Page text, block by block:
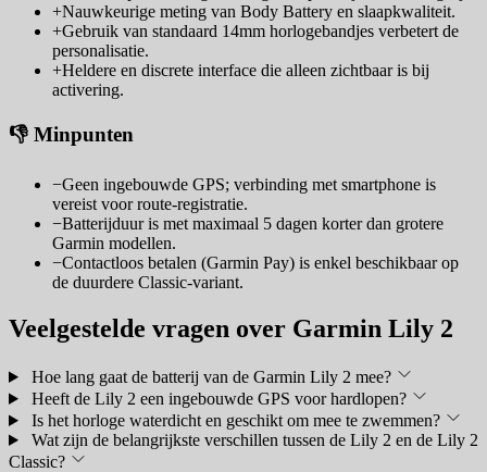
+Nauwkeurige meting van Body Battery en slaapkwaliteit.
+Gebruik van standaard 14mm horlogebandjes verbetert de
personalisatie.
+Heldere en discrete interface die alleen zichtbaar is bij
activering.
👎 Minpunten
−Geen ingebouwde GPS; verbinding met smartphone is
vereist voor route-registratie.
−Batterijduur is met maximaal 5 dagen korter dan grotere
Garmin modellen.
−Contactloos betalen (Garmin Pay) is enkel beschikbaar op
de duurdere Classic-variant.
Veelgestelde vragen over Garmin Lily 2
Hoe lang gaat de batterij van de Garmin Lily 2 mee?
Heeft de Lily 2 een ingebouwde GPS voor hardlopen?
Is het horloge waterdicht en geschikt om mee te zwemmen?
Wat zijn de belangrijkste verschillen tussen de Lily 2 en de Lily 2
Classic?